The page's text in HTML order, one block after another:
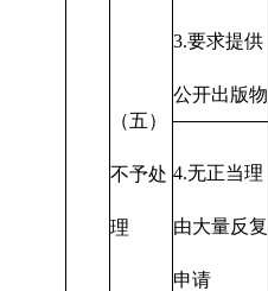
（五）
不予处
理
3.要求提供
公开出版物
4.无正当理
由大量反复
申请